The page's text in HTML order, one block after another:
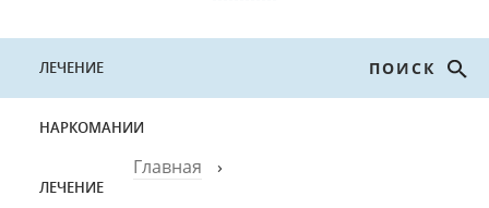
ЛЕЧЕНИЕ
НАРКОМАНИИ
ЛЕЧЕНИЕ
ПОИСК
Главная ›